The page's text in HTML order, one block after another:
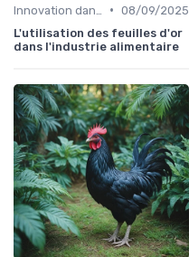
• 08/09/2025
L'utilisation des feuilles d'or
dans l'industrie alimentaire